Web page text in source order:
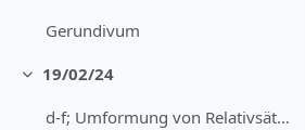
Gerundivum
Minimizza
19/02/24
d-f; Umformung von Relativsätzen in Partizipialkonstruktionen